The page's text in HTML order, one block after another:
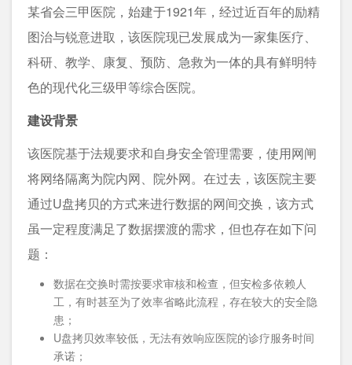
某省会三甲医院，始建于1921年，经过近百年的励精
图治与锐意进取，该医院现已发展成为一家集医疗、
科研、教学、康复、预防、急救为一体的具有鲜明特
色的现代化三级甲等综合医院。
建设背景
该医院基于法规要求和自身安全管理需要，使用网闸
将网络隔离为院内网、院外网。在过去，该医院主要
通过U盘拷贝的方式来进行数据的网间交换，该方式
虽一定程度满足了数据摆渡的需求，但也存在如下问
题：
数据在交换时需按要求审核和检查，但安检多依赖人
工，有时甚至为了效率省略此流程，存在较大的安全隐
患；
U盘拷贝效率较低，无法有效响应医院的诊疗服务时间
承诺；